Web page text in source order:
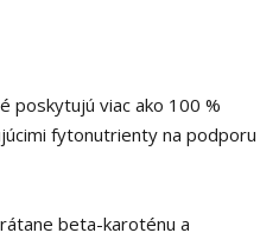
poskytujú viac ako 100 %
fytonutrienty na podporu
beta-karoténu a